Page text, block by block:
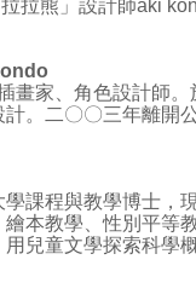
拉熊」設計師aki
家、角色設計師。
計。二〇〇三年離開
課程與教學博士，
繪本教學、性別平等
兒童文學探索科學